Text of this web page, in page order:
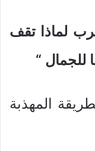
لماذا تقف
للجمال “
المهذبة